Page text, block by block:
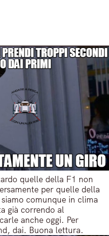
quelle della F1 non
per quelle della
comunque in clima
già correndo al
anche oggi. Per
dai. Buona lettura.